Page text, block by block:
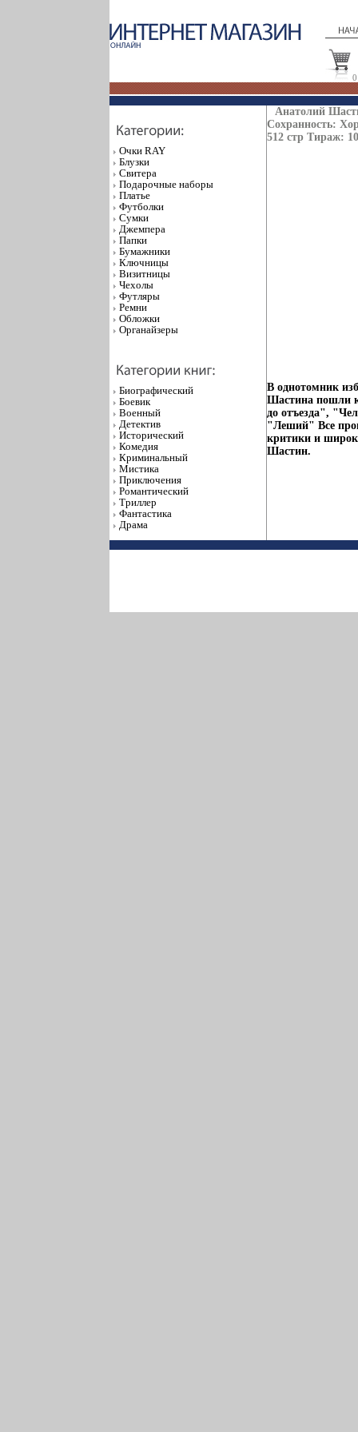
0
Очки RAY
Блузки
Свитера
Подарочные наборы
Платье
Футболки
Сумки
Джемпера
Папки
Бумажники
Ключницы
Визитницы
Чехолы
Футляры
Ремни
Обложки
Органайзеры
Биографический
Боевик
Военный
Детектив
Исторический
Комедия
Криминальный
Мистика
Приключения
Романтический
Триллер
Фантастика
Драма
Анатолий
Сохранность:
512 стр Тираж:
В однотомник
Шастина пошли
до отъезда",
"Леший" Все
критики и
Шастин.